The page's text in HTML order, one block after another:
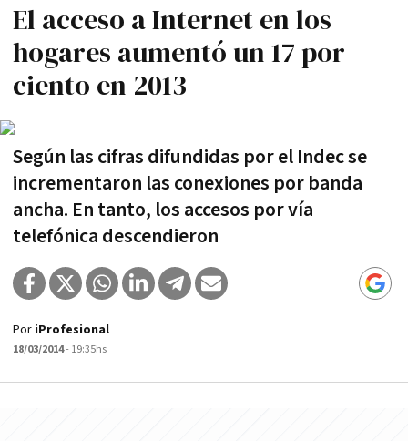
El acceso a Internet en los
hogares aumentó un 17 por
ciento en 2013
Según las cifras difundidas por el Indec se
incrementaron las conexiones por banda
ancha. En tanto, los accesos por vía
telefónica descendieron
Por iProfesional
18/03/2014- 19:35hs